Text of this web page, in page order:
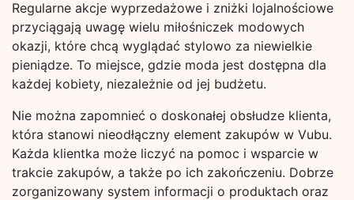
Regularne akcje wyprzedażowe i zniżki lojalnościowe
przyciągają uwagę wielu miłośniczek modowych
okazji, które chcą wyglądać stylowo za niewielkie
pieniądze. To miejsce, gdzie moda jest dostępna dla
każdej kobiety, niezależnie od jej budżetu.
Nie można zapomnieć o doskonałej obsłudze klienta,
która stanowi nieodłączny element zakupów w Vubu.
Każda klientka może liczyć na pomoc i wsparcie w
trakcie zakupów, a także po ich zakończeniu. Dobrze
zorganizowany system informacji o produktach oraz